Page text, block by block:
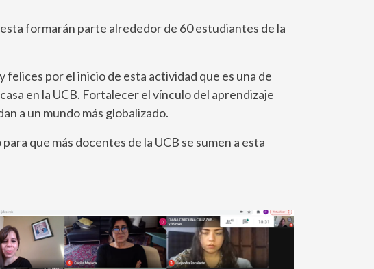
formarán parte alrededor de 60 estudiantes de la
por el inicio de esta actividad que es una de
en la UCB. Fortalecer el vínculo del aprendizaje
a un mundo más globalizado.
que más docentes de la UCB se sumen a esta